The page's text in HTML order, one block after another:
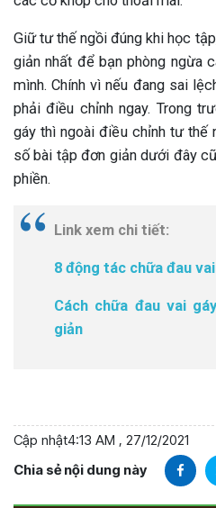
Giữ tư thế ngồi đúng khi học
giản nhất để bạn phòng ngừa
mình. Chính vì nếu đang sai
phải điều chỉnh ngay. Trong
gáy thì ngoài điều chỉnh tư
số bài tập đơn giản dưới đây
phiền.
Link xem chi tiết:
8 động tác chữa đau
Cách chữa đau vai
giản
Cập nhật4:13 AM , 27/12/2021
Chia sẻ nội dung này